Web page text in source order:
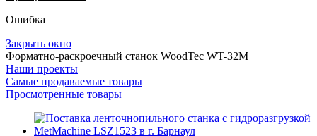
Ошибка
Закрыть окно
Форматно-раскроечный станок WoodTec WT-32M
Наши проекты
Самые продаваемые товары
Просмотренные товары